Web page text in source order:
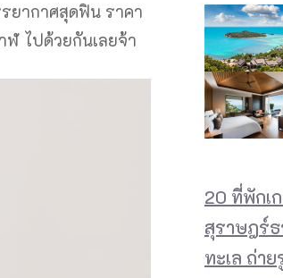
ยากาศสุดฟิน ราคา
ไปด้วยกันเลยจ้า
20 ที่พักเ
สุราษฎร์
ทะเล ถ่า